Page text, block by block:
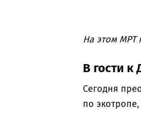
На этом МРТ
В гости к
Сегодня
по